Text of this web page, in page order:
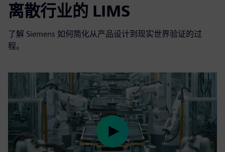
离散行业的 LIMS
了解 Siemens 如何简化从产品设计到现实世界验证的过
程。
Play